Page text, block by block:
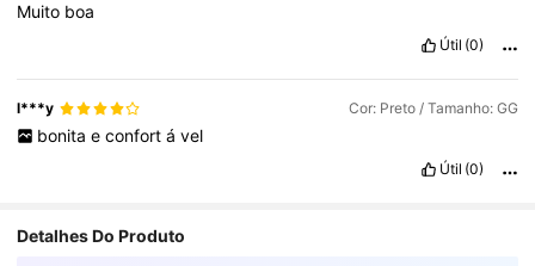
Muito boa
Útil (0)
l***y Cor: Preto / Tamanho: GG
bonita e confort á vel
Útil (0)
Detalhes Do Produto